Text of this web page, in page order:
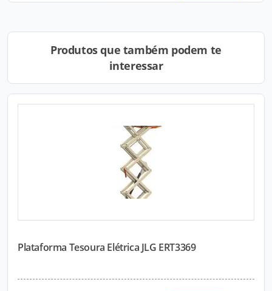
Produtos que também podem te
interessar
Plataforma Tesoura Elétrica JLG ERT3369